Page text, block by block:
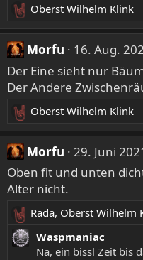
R
e
a
k
t
i
o
n
e
n
:
Oberst Wilhelm Klink
Morfu
16. Aug.
Der Eine sieht nur
Der Andere
R
e
a
k
t
i
o
n
e
Oberst Wilhelm Klink
Morfu
29. Juni
Oben fit und unten
Alter nicht.
R
e
a
Rada, Oberst Wilhelm
Waspmaniac
Na, ein bissl Zeit bis